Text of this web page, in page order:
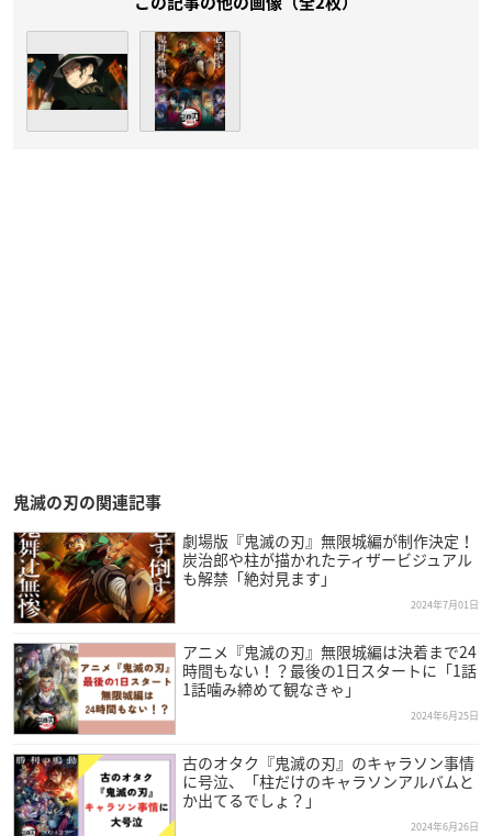
鬼滅の刃の関連記事
劇場版『鬼滅の刃』無限城編が制作決定！
炭治郎や柱が描かれたティザービジュアル
も解禁「絶対見ます」
2024年7月01日
アニメ『鬼滅の刃』無限城編は決着まで24
時間もない！？最後の1日スタートに「1話
1話噛み締めて観なきゃ」
2024年6月25日
古のオタク『鬼滅の刃』のキャラソン事情
に号泣、「柱だけのキャラソンアルバムと
か出てるでしょ？」
2024年6月26日